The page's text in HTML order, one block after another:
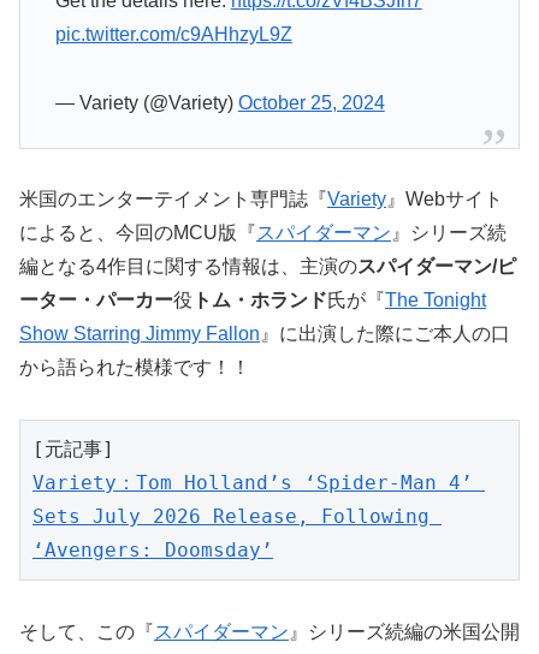
pic.twitter.com/c9AHhzyL9Z
— Variety (@Variety) October 25, 2024
米国のエンターテイメント専門誌『 Variety』Webサイト
によると、今回のMCU版『 スパイダーマン』シリーズ続
編となる4作目に関する情報は、主演のスパイダーマン/ピ
ーター・パーカー役 トム・ホランド氏が『 The Tonight
Show Starring Jimmy Fallon』に出演した際にご本人の口
から語られた模様です！！
[元記事]
Variety：Tom Holland’s ‘Spider-Man 4’
Sets July 2026 Release, Following
‘Avengers: Doomsday’
そして、この『スパイダーマン 』シリーズ続編の米国公開